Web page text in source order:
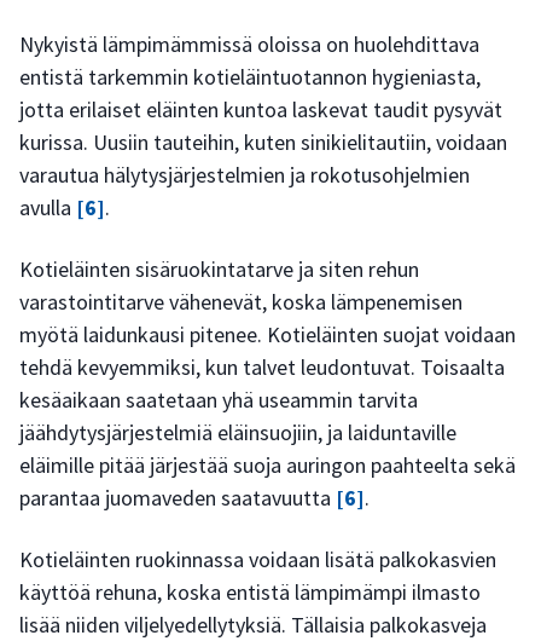
Nykyistä lämpimämmissä oloissa on huolehdittava
entistä tarkemmin kotieläintuotannon hygieniasta,
jotta erilaiset eläinten kuntoa laskevat taudit pysyvät
kurissa. Uusiin tauteihin, kuten sinikielitautiin, voidaan
varautua hälytysjärjestelmien ja rokotusohjelmien
avulla [6].
Kotieläinten sisäruokintatarve ja siten rehun
varastointitarve vähenevät, koska lämpenemisen
myötä laidunkausi pitenee. Kotieläinten suojat voidaan
tehdä kevyemmiksi, kun talvet leudontuvat. Toisaalta
kesäaikaan saatetaan yhä useammin tarvita
jäähdytysjärjestelmiä eläinsuojiin, ja laiduntaville
eläimille pitää järjestää suoja auringon paahteelta sekä
parantaa juomaveden saatavuutta [6].
Kotieläinten ruokinnassa voidaan lisätä palkokasvien
käyttöä rehuna, koska entistä lämpimämpi ilmasto
lisää niiden viljelyedellytyksiä. Tällaisia palkokasveja